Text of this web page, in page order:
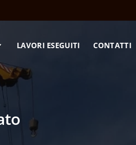
LAVORI ESEGUITI CONTATTI